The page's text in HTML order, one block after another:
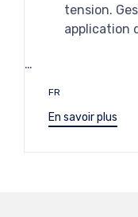
tension.
application
…
Étiquettes
FR
En savoir plus